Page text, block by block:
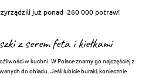
już ponad 260 000 potraw!
z serem feta i kiełkami
w kuchni. W Polsce znamy go najczęściej z
do obiadu. Jeśli lubicie buraki, koniecznie